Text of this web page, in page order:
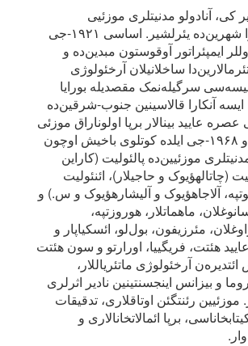
کی، آنادولو مدنیتلری موزئیی
تورکییه‌نین آنکارا شهرین‌ده یئرلشیر. اساسی ۱۹۲۱-جی
ایمپئراتور آوقوستون مبدین‌ده و
ساخلانیلان آرخئولوژی
حیسه‌سی سرگیله‌نمک مقصدیله بورایا
ایسه آنکارا قالاسینین جنوب-شرقین‌ده
۱۵-جی عصره عایید بینالار برپا اولوناراق موزئی
گئنیشلندیریلیب و ۱۹۶۸-جی ایلده کوتلوی باخیش اوچون
موزئیین‌ده پالئولیت (کاراین
(چاتالهؤیوک و حاجیلار)، ائنئولیت
آلاجاهؤیوک و آلیشارهؤیوک و س.) و
ماهماتلار، هوروزتپه،
مئرزیفون، بول‌لو، ائسکیاپار و
هئتت، فریگییا، اورارتو و سون هئتت
آرخئولوژی ماتئریاللار،
و بیزانس اینجسنتینین نادیر اثرلری
موزئیین رئنتگئن اوتاقلاری، تدقیقات
برپا ائمالاتخانالاری و